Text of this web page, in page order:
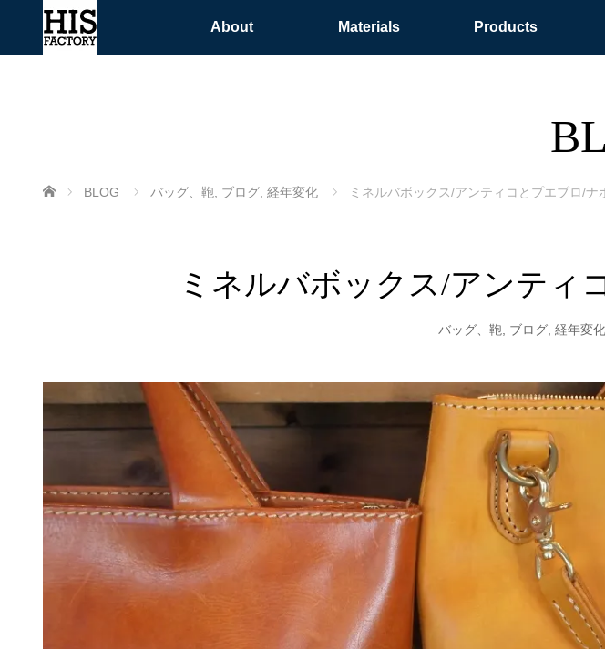
About Materials Products
ホーム BLOG バッグ、鞄 ブログ 経年変化 ミネルバボックス/アンティコとプエブロ/ナ
ミネルバボックス/アンティ
バッグ、鞄 ブログ, 経年変化